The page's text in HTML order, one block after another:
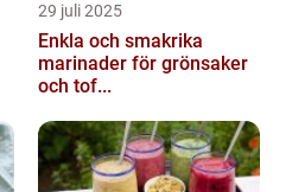
29 juli 2025
Enkla och smakrika
marinader för grönsaker
och tof...